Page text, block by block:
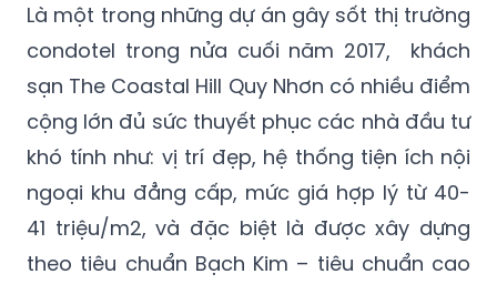
Là một trong những dự án gây sốt thị trường
condotel trong nửa cuối năm 2017, khách
sạn The Coastal Hill Quy Nhơn có nhiều điểm
cộng lớn đủ sức thuyết phục các nhà đầu tư
khó tính như: vị trí đẹp, hệ thống tiện ích nội
ngoại khu đẳng cấp, mức giá hợp lý từ 40-
41 triệu/m2, và đặc biệt là được xây dựng
theo tiêu chuẩn Bạch Kim – tiêu chuẩn cao